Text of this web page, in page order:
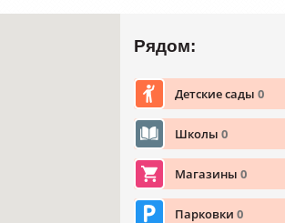
Рядом:
Детские сады 0
Школы 0
Магазины 0
Парковки 0